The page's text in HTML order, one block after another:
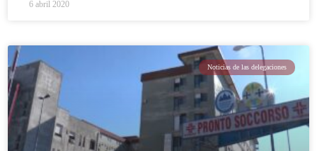
6 abril 2020
Noticias de las delegaciones